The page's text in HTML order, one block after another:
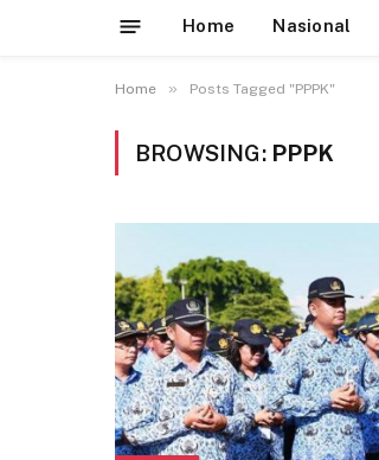
Home Nasional
Home » Posts Tagged "PPPK"
BROWSING: PPPK